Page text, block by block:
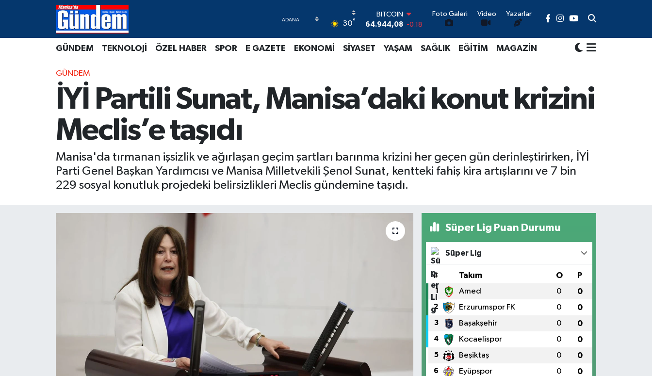
30°
BITCOIN
64.944,08 -0.18
EURO
GRAM ALTIN
6660.55
0.03
Foto Galeri Video Yazarlar
GÜNDEM TEKNOLOJİ ÖZEL HABER SPOR E GAZETE EKONOMİ SİYASET YAŞAM SAĞLIK EĞİTİM MAGAZİN
GÜNDEM
İYİ Partili Sunat, Manisa’daki konut krizini
Meclis’e taşıdı
Manisa'da tırmanan işsizlik ve ağırlaşan geçim şartları barınma krizini her geçen gün derinleştirirken, İYİ
Parti Genel Başkan Yardımcısı ve Manisa Milletvekili Şenol Sunat, kentteki fahiş kira artışlarını ve 7 bin
229 sosyal konutluk projedeki belirsizlikleri Meclis gündemine taşıdı.
Süper Lig Puan Durumu
Süper Lig
# Takım O P
1 Amed 0 0
2 Erzurumspor FK 0 0
3 Başakşehir 0 0
4 Kocaelispor 0 0
5 Beşiktaş 0 0
6 Eyüpspor 0 0
Manisa Hava Durumu
Süper Lig Puan Durumu ve Fikstür
Tüm Manşetler
Son Dakika Haberleri
Haber Arşivi